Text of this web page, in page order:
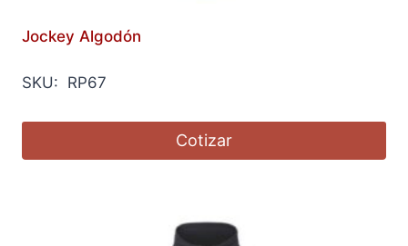
Jockey Algodón
SKU: RP67
Cotizar